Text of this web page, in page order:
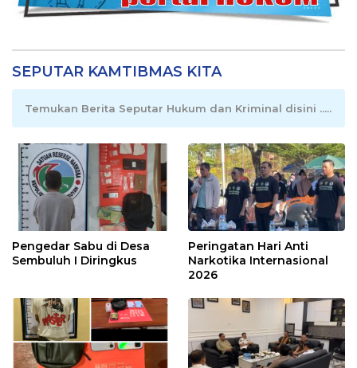
SEPUTAR KAMTIBMAS KITA
Temukan Berita Seputar Hukum dan Kriminal disini .....
Pengedar Sabu di Desa
Sembuluh I Diringkus
Peringatan Hari Anti
Narkotika Internasional
2026